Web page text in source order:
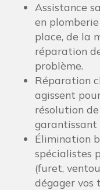
Assistance
en
place, de la
réparation
problème.
Réparation
agissent
résolution
garantissant
Élimination
spécialistes
(furet,
dégager vos